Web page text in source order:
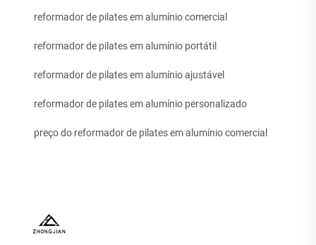
reformador de pilates em alumínio comercial
reformador de pilates em alumínio portátil
reformador de pilates em alumínio ajustável
reformador de pilates em alumínio personalizado
preço do reformador de pilates em alumínio comercial